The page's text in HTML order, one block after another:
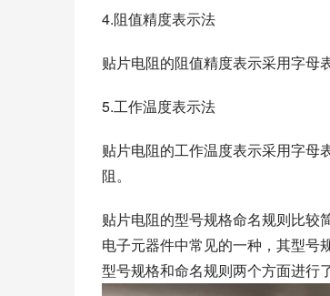
4.阻值精度表示法
贴片电阻的阻值精度表示采用字母
5.工作温度表示法
贴片电阻的工作温度表示采用字
阻。
贴片电阻的型号规格命名规则比较
电子元器件中常见的一种，其型号
型号规格和命名规则两个方面进行